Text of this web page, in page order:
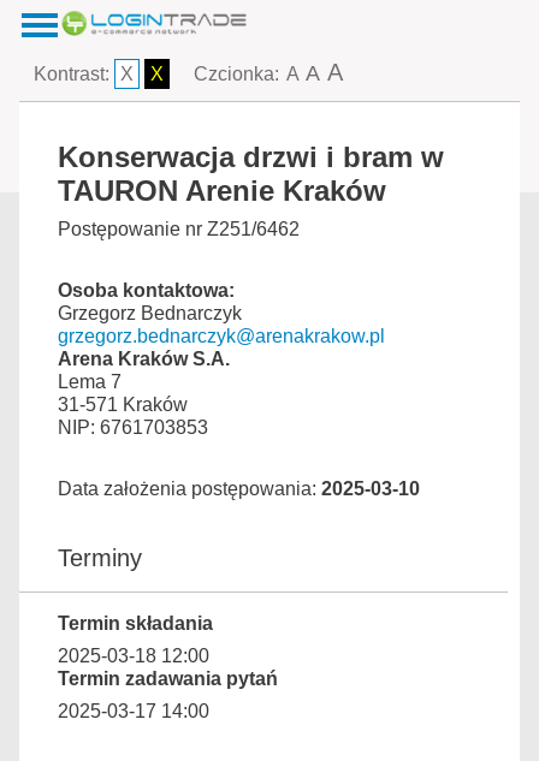
Kontrast: X X Czcionka: A A A
Konserwacja drzwi i bram w
TAURON Arenie Kraków
Postępowanie nr Z251/6462
Osoba kontaktowa:
Grzegorz Bednarczyk
grzegorz.bednarczyk@arenakrakow.pl
Arena Kraków S.A.
Lema 7
31-571 Kraków
NIP: 6761703853
Data założenia postępowania: 2025-03-10
Terminy
Termin składania
2025-03-18 12:00
Termin zadawania pytań
2025-03-17 14:00